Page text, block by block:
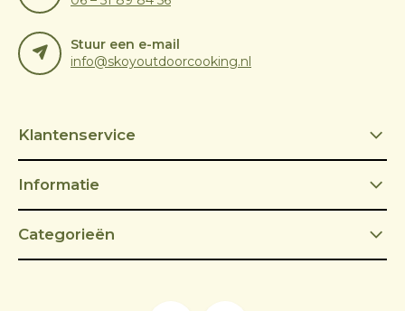
Stuur een e-mail
info@skoyoutdoorcooking.nl
Klantenservice
Informatie
Categorieën